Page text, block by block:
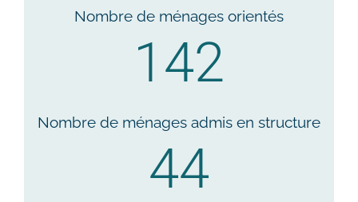
Nombre de ménages orientés
142
Nombre de ménages admis en structure
44